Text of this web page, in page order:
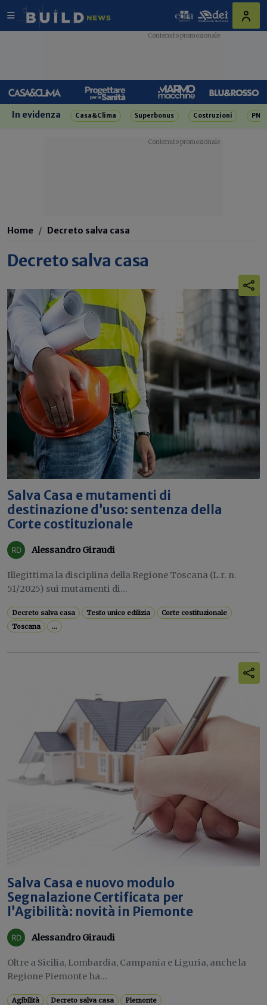
In evidenza Casa&Clima Superbonus Costruzioni
Home Decreto salva casa
Decreto salva casa
Salva Casa e mutamenti di
destinazione d’uso: sentenza della
Corte costituzionale
Alessandro Giraudi
Illegittima la disciplina della Regione Toscana (L.r. n.
51/2025) sui mutamenti di...
Decreto salva casa Testo unico edilizia
Corte costituzionale
Toscana
...
Salva Casa e nuovo modulo
Segnalazione Certificata per
l’Agibilità: novità in Piemonte
Alessandro Giraudi
Oltre a Sicilia, Lombardia, Campania e Liguria, anche la
Regione Piemonte ha...
Agibilità Decreto salva casa Piemonte